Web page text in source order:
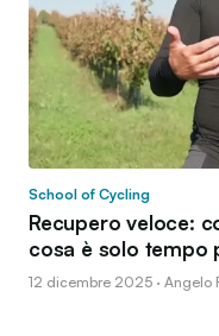
School of Cycling
Recupero veloce:
cosa è solo tempo
12 dicembre 2025 · Angelo